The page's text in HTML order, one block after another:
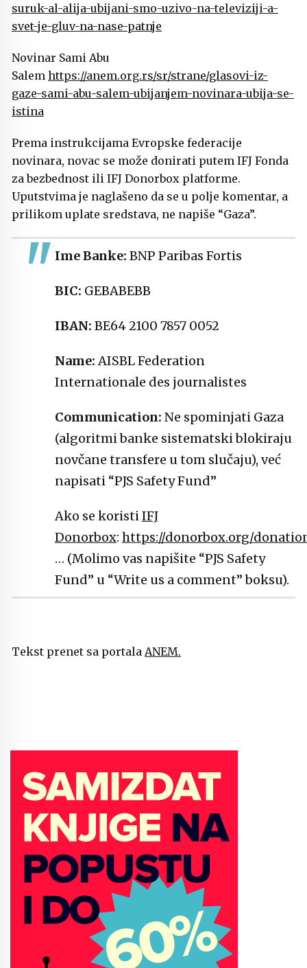
suruk-al-alija-ubijani-smo-uzivo-na-televiziji-a-
svet-je-gluv-na-nase-patnje
Novinar Sami Abu
Salem https://anem.org.rs/sr/strane/glasovi-iz-
gaze-sami-abu-salem-ubijanjem-novinara-ubija-se-
istina
Prema instrukcijama Evropske federacije
novinara, novac se može donirati putem IFJ Fonda
za bezbednost ili IFJ Donorbox platforme.
Uputstvima je naglašeno da se u polje komentar, a
prilikom uplate sredstava, ne napiše “Gaza”.
Ime Banke: BNP Paribas Fortis
BIC: GEBABEBB
IBAN: BE64 2100 7857 0052
Name:AISBL Federation
Internationale des journalistes
Communication: Ne spominjati Gaza
(algoritmi banke sistematski blokiraju
novčane transfere u tom slučaju), već
napisati “PJS Safety Fund”
Ako se koristiIFJ
Donorbox: https://donorbox.org/
… (Molimo vas napišite “PJS Safety
Fund” u “Write us a comment” boksu).
Tekst prenet sa portala ANEM.